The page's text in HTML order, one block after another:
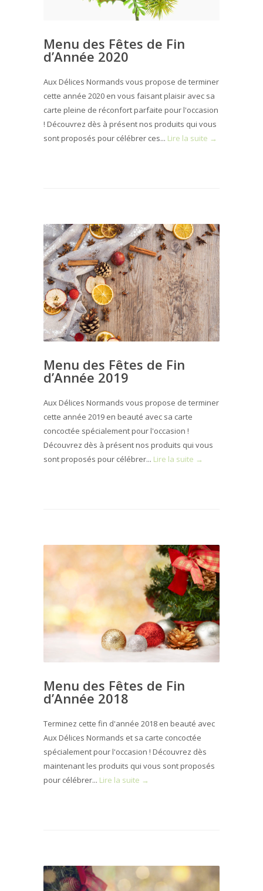
Menu des Fêtes de Fin
d’Année 2020
Aux Délices Normands vous propose de terminer
cette année 2020 en vous faisant plaisir avec sa
carte pleine de réconfort parfaite pour l'occasion
! Découvrez dès à présent nos produits qui vous
sont proposés pour célébrer ces... Lire la suite →
Menu des Fêtes de Fin
d’Année 2019
Aux Délices Normands vous propose de terminer
cette année 2019 en beauté avec sa carte
concoctée spécialement pour l'occasion !
Découvrez dès à présent nos produits qui vous
sont proposés pour célébrer... Lire la suite →
Menu des Fêtes de Fin
d’Année 2018
Terminez cette fin d'année 2018 en beauté avec
Aux Délices Normands et sa carte concoctée
spécialement pour l'occasion ! Découvrez dès
maintenant les produits qui vous sont proposés
pour célébrer... Lire la suite →